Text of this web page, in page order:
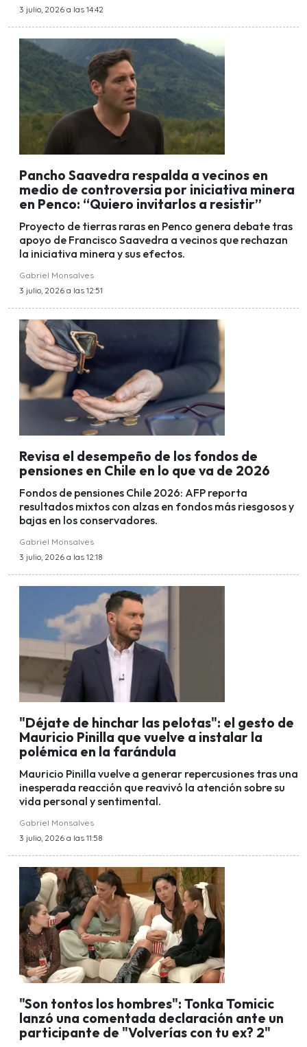
3 julio, 2026 a las 14:42
Pancho Saavedra respalda a vecinos en
medio de controversia por iniciativa minera
en Penco: “Quiero invitarlos a resistir”
Proyecto de tierras raras en Penco genera debate tras
apoyo de Francisco Saavedra a vecinos que rechazan
la iniciativa minera y sus efectos.
Gabriel Monsalves
3 julio, 2026 a las 12:51
Revisa el desempeño de los fondos de
pensiones en Chile en lo que va de 2026
Fondos de pensiones Chile 2026: AFP reporta
resultados mixtos con alzas en fondos más riesgosos y
bajas en los conservadores.
Gabriel Monsalves
3 julio, 2026 a las 12:18
"Déjate de hinchar las pelotas": el gesto de
Mauricio Pinilla que vuelve a instalar la
polémica en la farándula
Mauricio Pinilla vuelve a generar repercusiones tras una
inesperada reacción que reavivó la atención sobre su
vida personal y sentimental.
Gabriel Monsalves
3 julio, 2026 a las 11:58
"Son tontos los hombres": Tonka Tomicic
lanzó una comentada declaración ante un
participante de "Volverías con tu ex? 2"